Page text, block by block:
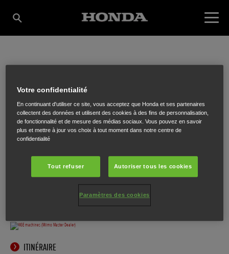
NGE MACHINES
(MIIMO MASTER
DEALER)
Wavre,1300
ITINÉRAIRE
Votre confidentialité
En continuant d'utiliser ce site, vous acceptez que Honda et ses partenaires
collectent des données et utilisent des cookies à des fins de personnalisation,
de fonctionnalité et de mesure des médias sociaux. Vous pouvez en savoir
plus et mettre à jour vos choix à tout moment dans notre centre de
confidentialité
Tout refuser Autoriser tous les cookies
Paramètres des cookies